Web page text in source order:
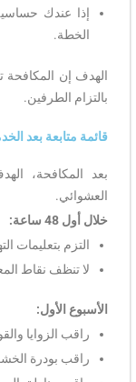
إذا عندك
الخطة.
الهدف إن المكافحة
بالتزام الطرفين.
قائمة متابعة بعد الخدمة خلال أول 14 يوم
بعد المكافحة،
العشوائي.
خلال أول 48 ساعة:
التزم بتعليمات
لا تنظف نقاط
الأسبوع الأول:
راقب الزوايا
راقب بودرة